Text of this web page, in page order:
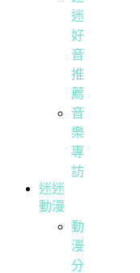
迷
好
音
推
薦
音
樂
專
訪
迷迷
動漫
動
漫
分